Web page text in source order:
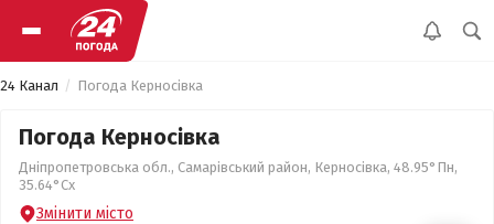
24 Канал Погода Керносівка
Погода Керносівка
Дніпропетровська обл., Самарівський район, Керносівка, 48.95°Пн,
35.64°Сх
Змінити місто